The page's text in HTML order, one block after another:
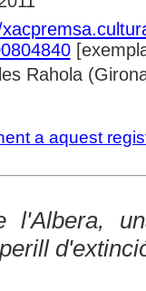
Rahola
a aquest
l'Albera,